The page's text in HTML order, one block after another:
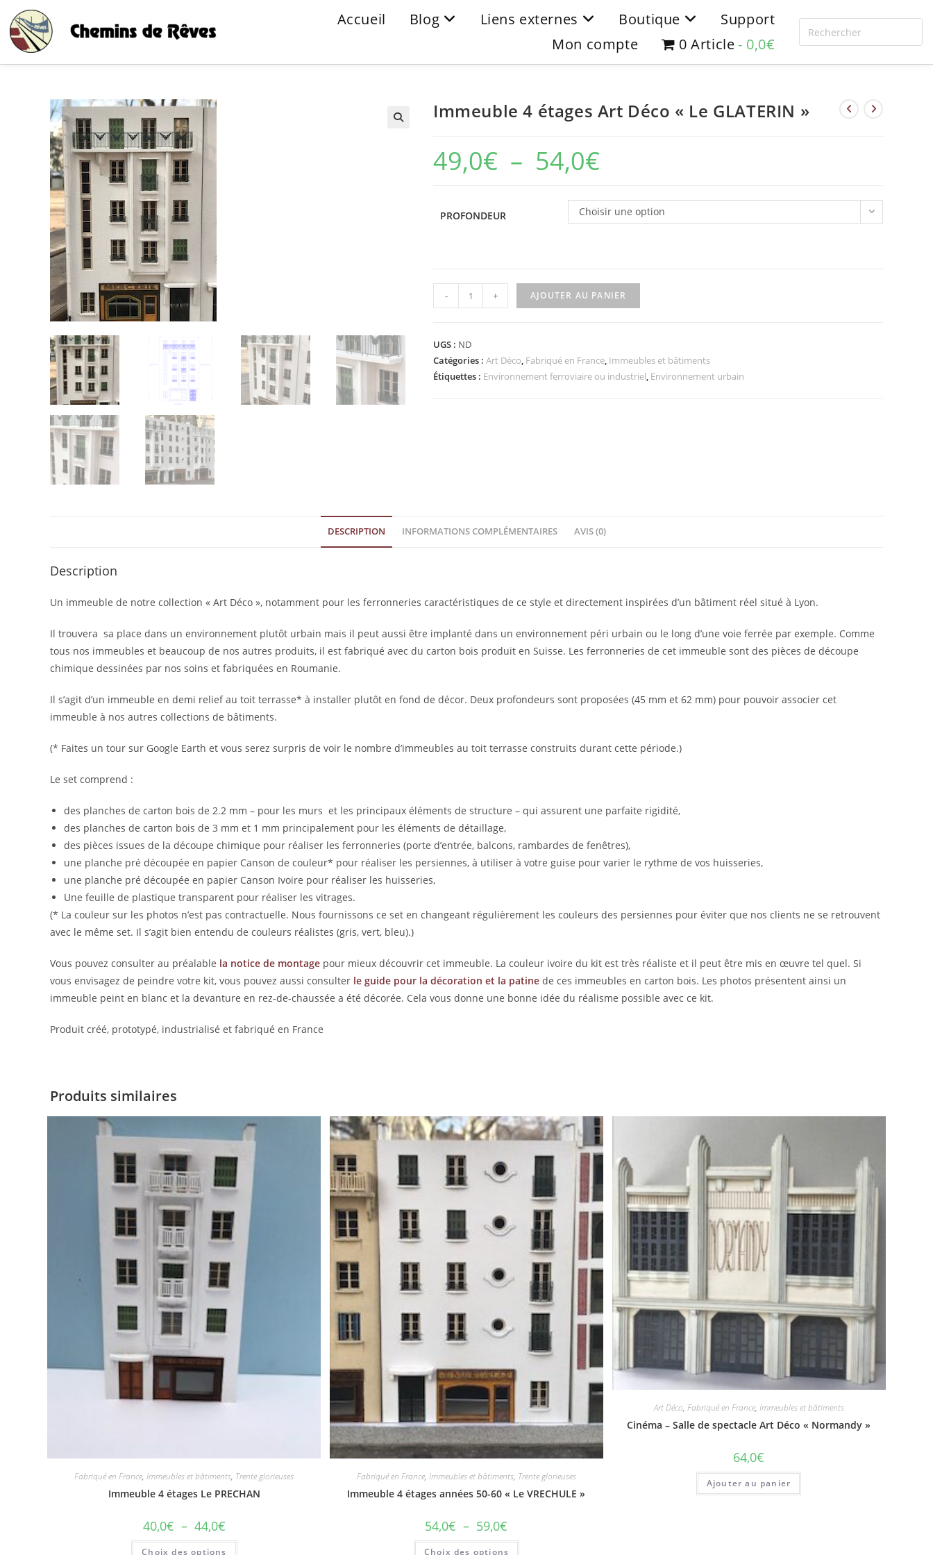
Accueil Blog Liens externes Boutique
Support
Mon compte
0 Article 0,0€
Immeuble 4 étages Art Déco « Le GLATERIN »
49,0€ – 54,0€
PROFONDEUR Choisir une option
- + AJOUTER AU PANIER
UGS : ND
Catégories : Art Déco, Fabriqué en France, Immeubles et bâtiments
Étiquettes : Environnement ferroviaire ou industriel, Environnement urbain
DESCRIPTION INFORMATIONS COMPLÉMENTAIRES AVIS (0)
Description
Un immeuble de notre collection « Art Déco », notamment pour les ferronneries caractéristiques de ce style et directement inspirées d’un bâtiment réel situé à Lyon.
Il trouvera sa place dans un environnement plutôt urbain mais il peut aussi être implanté dans un environnement péri urbain ou le long d’une voie ferrée par exemple. Comme
tous nos immeubles et beaucoup de nos autres produits, il est fabriqué avec du carton bois produit en Suisse. Les ferronneries de cet immeuble sont des pièces de découpe
chimique dessinées par nos soins et fabriquées en Roumanie.
Il s’agit d’un immeuble en demi relief au toit terrasse* à installer plutôt en fond de décor. Deux profondeurs sont proposées (45 mm et 62 mm) pour pouvoir associer cet
immeuble à nos autres collections de bâtiments.
(* Faites un tour sur Google Earth et vous serez surpris de voir le nombre d’immeubles au toit terrasse construits durant cette période.)
Le set comprend :
des planches de carton bois de 2.2 mm – pour les murs et les principaux éléments de structure – qui assurent une parfaite rigidité,
des planches de carton bois de 3 mm et 1 mm principalement pour les éléments de détaillage,
des pièces issues de la découpe chimique pour réaliser les ferronneries (porte d’entrée, balcons, rambardes de fenêtres),
une planche pré découpée en papier Canson de couleur* pour réaliser les persiennes, à utiliser à votre guise pour varier le rythme de vos huisseries,
une planche pré découpée en papier Canson Ivoire pour réaliser les huisseries,
Une feuille de plastique transparent pour réaliser les vitrages.
(* La couleur sur les photos n’est pas contractuelle. Nous fournissons ce set en changeant régulièrement les couleurs des persiennes pour éviter que nos clients ne se retrouvent
avec le même set. Il s’agit bien entendu de couleurs réalistes (gris, vert, bleu).)
Vous pouvez consulter au préalable la notice de montage pour mieux découvrir cet immeuble. La couleur ivoire du kit est très réaliste et il peut être mis en œuvre tel quel. Si
vous envisagez de peindre votre kit, vous pouvez aussi consulter le guide pour la décoration et la patine de ces immeubles en carton bois. Les photos présentent ainsi un
immeuble peint en blanc et la devanture en rez-de-chaussée a été décorée. Cela vous donne une bonne idée du réalisme possible avec ce kit.
Produit créé, prototypé, industrialisé et fabriqué en France
Produits similaires
Fabriqué en France,Immeubles et bâtiments, Trente glorieuses
Immeuble 4 étages Le PRECHAN
40,0€ – 44,0€
Choix des options
Fabriqué en France, Immeubles et bâtiments, Trente glorieuses
Immeuble 4 étages années 50-60 « Le VRECHULE »
54,0€ – 59,0€
Choix des options
Art Déco, Fabriqué en France, Immeubles et bâtiments
Cinéma – Salle de spectacle Art Déco « Normandy »
64,0€
Ajouter au panier